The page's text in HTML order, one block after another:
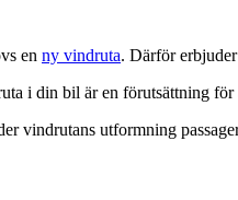
en ny vindruta. Därför
i din bil är en förutsättning för
vindrutans utformning